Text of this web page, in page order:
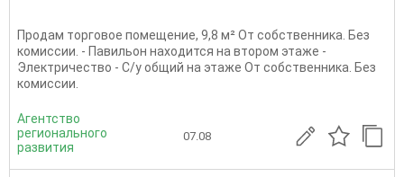
Продам торговое помещение, 9,8 м² От собственника. Без
комиссии. - Павильон находится на втором этаже -
Электричество - С/у общий на этаже От собственника. Без
комиссии.
Агентство
регионального
развития
07.08